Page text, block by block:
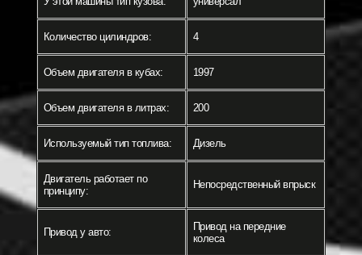
Количество цилиндров: 4
Объем двигателя в кубах: 1997
Объем двигателя в литрах: 200
Используемый тип топлива: Дизель
Двигатель работает по
принципу:
Непосредственный впрыск
Привод у авто:
Привод на передние
колеса